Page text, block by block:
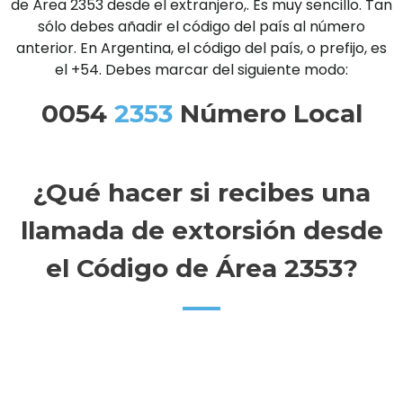
de Área 2353 desde el extranjero,. Es muy sencillo. Tan
sólo debes añadir el código del país al número
anterior. En Argentina, el código del país, o prefijo, es
el +54. Debes marcar del siguiente modo:
0054 2353Número Local
¿Qué hacer si recibes una
llamada de extorsión desde
el Código de Área 2353?